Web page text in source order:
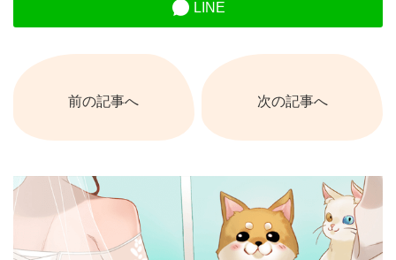
LINE
前の記事へ 次の記事へ